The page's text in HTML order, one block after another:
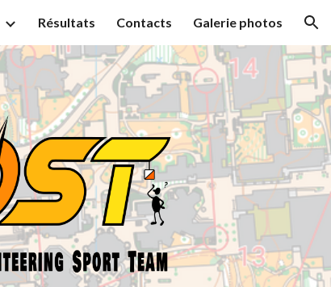
Résultats Contacts Galerie photos